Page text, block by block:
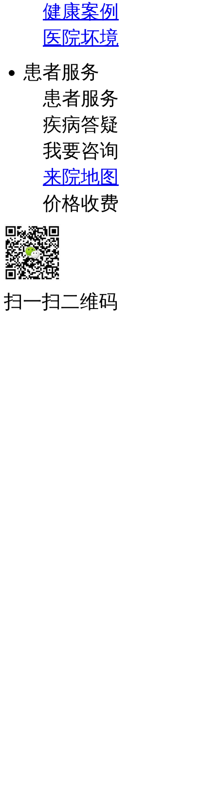
健康案例
医院坏境
患者服务
患者服务
疾病答疑
我要咨询
来院地图
价格收费
扫一扫二维码